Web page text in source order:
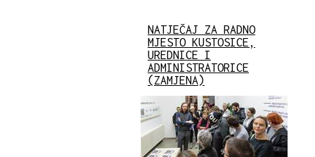
NATJEČAJ ZA RADNO
MJESTO KUSTOSICE,
UREDNICE I
ADMINISTRATORICE
(ZAMJENA)